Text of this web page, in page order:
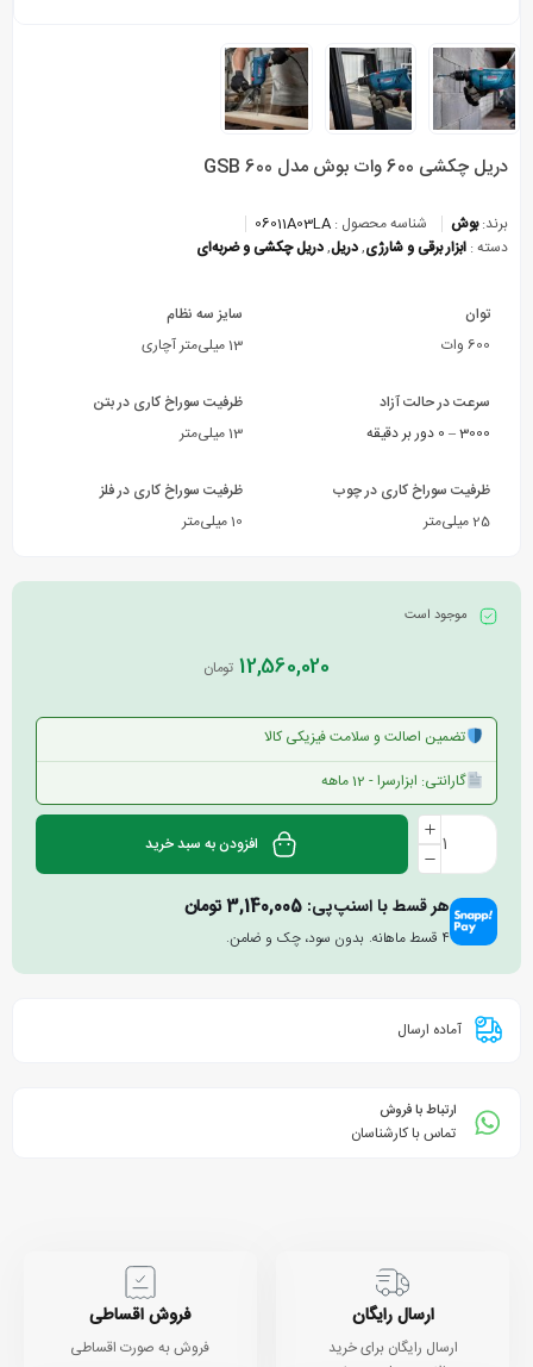
دریل چکشی 600 وات بوش مدل GSB 600
برند:بوش شناسه محصول : 06011A03LA
دسته : ابزار برقی و شارژی,دریل,دریل چکشی و ضربه‌ای
توان
600 وات
سایز سه نظام
13 میلی‌متر آچاری
سرعت در حالت آزاد
3000 – 0 دور بر دقیقه
ظرفیت سوراخ کاری در بتن
13 میلی‌متر
ظرفیت سوراخ کاری در چوب
25 میلی‌متر
ظرفیت سوراخ کاری در فلز
10 میلی‌متر
موجود است
12,560,020 تومان
تضمین اصالت و سلامت فیزیکی کالا
گارانتی: ابزارسرا - 12 ماهه
افزودن به سبد خرید
هر قسط با اسنپ‌پی: 3,140,005تومان
۴ قسط ماهانه. بدون سود، چک و ضامن.
آماده ارسال
ارتباط با فروش
تماس با کارشناسان
ارسال رایگان
ارسال رایگان برای خرید
فروش اقساطی
فروش به صورت اقساطی